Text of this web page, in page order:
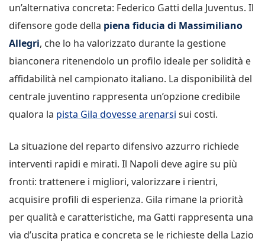
un’alternativa concreta: Federico Gatti della Juventus. Il
difensore gode della piena fiducia di Massimiliano
Allegri, che lo ha valorizzato durante la gestione
bianconera ritenendolo un profilo ideale per solidità e
affidabilità nel campionato italiano. La disponibilità del
centrale juventino rappresenta un’opzione credibile
qualora la pista Gila dovesse arenarsi sui costi.
La situazione del reparto difensivo azzurro richiede
interventi rapidi e mirati. Il Napoli deve agire su più
fronti: trattenere i migliori, valorizzare i rientri,
acquisire profili di esperienza. Gila rimane la priorità
per qualità e caratteristiche, ma Gatti rappresenta una
via d’uscita pratica e concreta se le richieste della Lazio